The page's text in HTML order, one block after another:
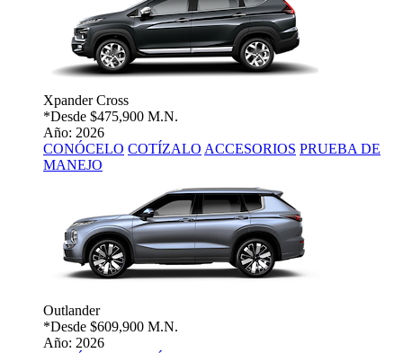
Xpander Cross
*Desde $475,900 M.N.
Año: 2026
CONÓCELO COTÍZALO ACCESORIOS PRUEBA DE
MANEJO
Outlander
*Desde $609,900 M.N.
Año: 2026